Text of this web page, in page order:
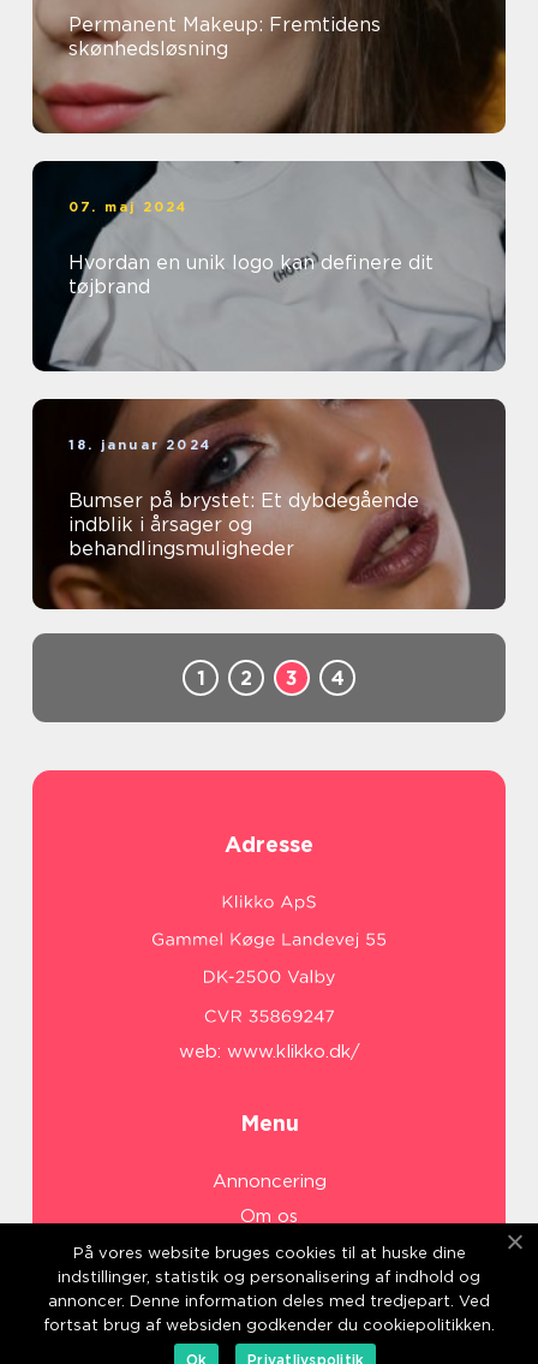
Permanent Makeup: Fremtidens
skønhedsløsning
07. maj 2024
Hvordan en unik logo kan definere dit
tøjbrand
18. januar 2024
Bumser på brystet: Et dybdegående
indblik i årsager og
behandlingsmuligheder
1 2 3 4
Adresse
web: www.klikko.dk/
Menu
Annoncering
Om os
Cookies
Kontakt os
Sitemap
På vores website bruges cookies til at huske dine
indstillinger, statistik og personalisering af indhold og
annoncer. Denne information deles med tredjepart. Ved
fortsat brug af websiden godkender du cookiepolitikken.
Ok
Privatlivspolitik